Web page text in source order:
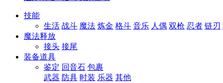
技能
生活 战斗 魔法 炼金 格斗 音乐 人偶 双枪 忍者 链刃
魔法释放
接头 接尾
装备道具
鉴定 回音石 包裹
武器 防具 时装 乐器 其他